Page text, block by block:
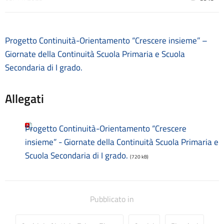
Contrattazione integrativa
Cookie Policy (UE)
Corsi
D.S.G.A.
Dirigenza
Docenti
Dotazione organica
FAQ e VideoTutorial Registro Elettronico CLASSEVIVA
feedback
Galleria
Progetto Continuità-Orientamento “Crescere insieme” –
Giornate della Continuità Scuola Primaria e Scuola
Secondaria di I grado.
Allegati
Progetto Continuità-Orientamento “Crescere
insieme” - Giornate della Continuità Scuola Primaria e
Scuola Secondaria di I grado. (720 kB)
Pubblicato in